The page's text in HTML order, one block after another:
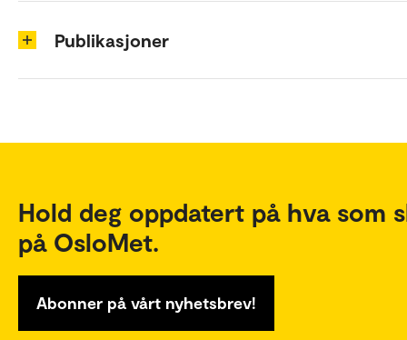
Publikasjoner
Hold deg oppdatert på hva som
på OsloMet.
Abonner på vårt nyhetsbrev!